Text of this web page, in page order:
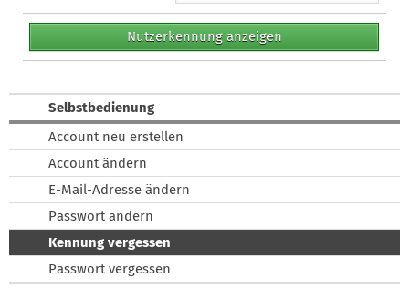
Selbstbedienung
Account neu erstellen
Account ändern
E-Mail-Adresse ändern
Passwort ändern
Kennung vergessen
Passwort vergessen